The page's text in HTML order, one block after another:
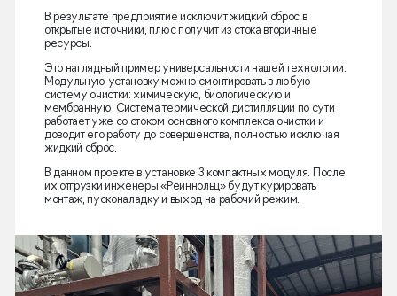
В результате предприятие исключит жидкий сброс в
открытые источники, плюс получит из стока вторичные
ресурсы.
Это наглядный пример универсальности нашей технологии.
Модульную установку можно смонтировать в любую
систему очистки: химическую, биологическую и
мембранную. Система термической дистилляции по сути
работает уже со стоком основного комплекса очистки и
доводит его работу до совершенства, полностью исключая
жидкий сброс.
В данном проекте в установке 3 компактных модуля. После
их отгрузки инженеры «Реиннольц» будут курировать
монтаж, пусконаладку и выход на рабочий режим.